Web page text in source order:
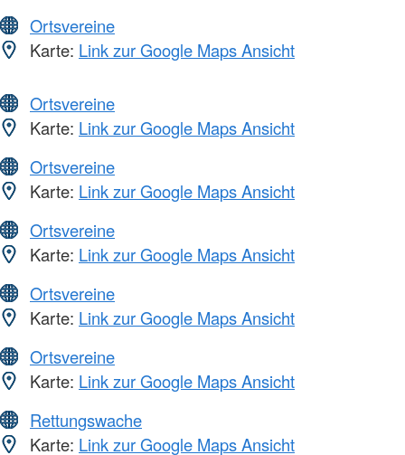
Ortsvereine
Karte: Link zur Google Maps Ansicht
Ortsvereine
Karte: Link zur Google Maps Ansicht
Ortsvereine
Karte: Link zur Google Maps Ansicht
Ortsvereine
Karte: Link zur Google Maps Ansicht
Ortsvereine
Karte: Link zur Google Maps Ansicht
Ortsvereine
Karte: Link zur Google Maps Ansicht
Rettungswache
Karte: Link zur Google Maps Ansicht